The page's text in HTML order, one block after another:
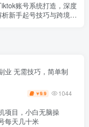
账号系统打造，深度
析新手起号技巧与跨境电
业 无需技巧，简单制
￥9.9 1044
项目，小白无脑操
每天几十米